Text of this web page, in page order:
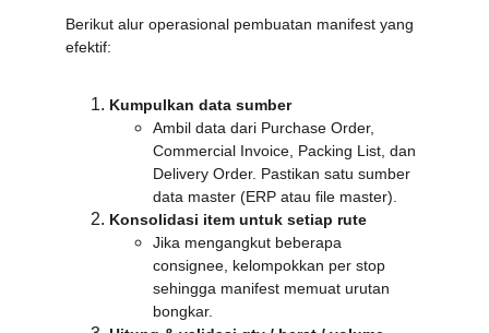
Berikut alur operasional pembuatan manifest yang
efektif:
Kumpulkan data sumber
Ambil data dari Purchase Order,
Commercial Invoice, Packing List, dan
Delivery Order. Pastikan satu sumber
data master (ERP atau file master).
Konsolidasi item untuk setiap rute
Jika mengangkut beberapa
consignee, kelompokkan per stop
sehingga manifest memuat urutan
bongkar.